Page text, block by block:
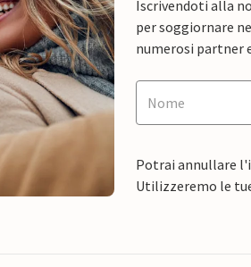
Iscrivendoti alla
per soggiornare
numerosi partner
Potrai annullare
Utilizzeremo le